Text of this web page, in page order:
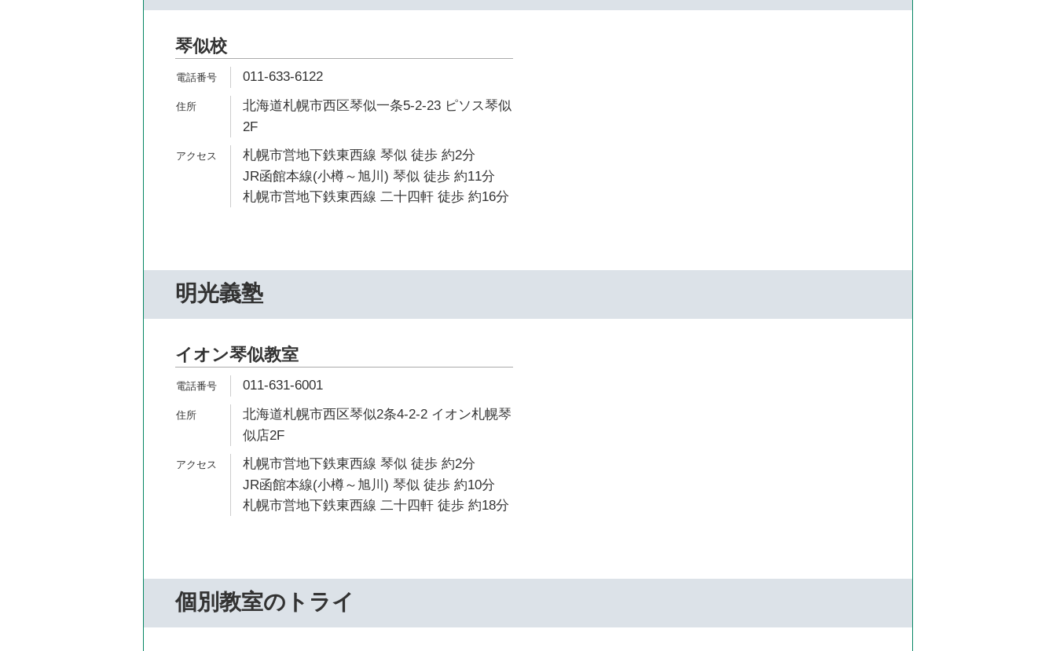
琴似校
011-633-6122
北海道札幌市西区琴似一条5-2-23 ピソス琴似
2F
札幌市営地下鉄東西線 琴似 徒歩 約2分
JR函館本線(小樽～旭川) 琴似 徒歩 約11分
札幌市営地下鉄東西線 二十四軒 徒歩 約16分
明光義塾
イオン琴似教室
011-631-6001
北海道札幌市西区琴似2条4-2-2 イオン札幌琴
似店2F
札幌市営地下鉄東西線 琴似 徒歩 約2分
JR函館本線(小樽～旭川) 琴似 徒歩 約10分
札幌市営地下鉄東西線 二十四軒 徒歩 約18分
個別教室のトライ